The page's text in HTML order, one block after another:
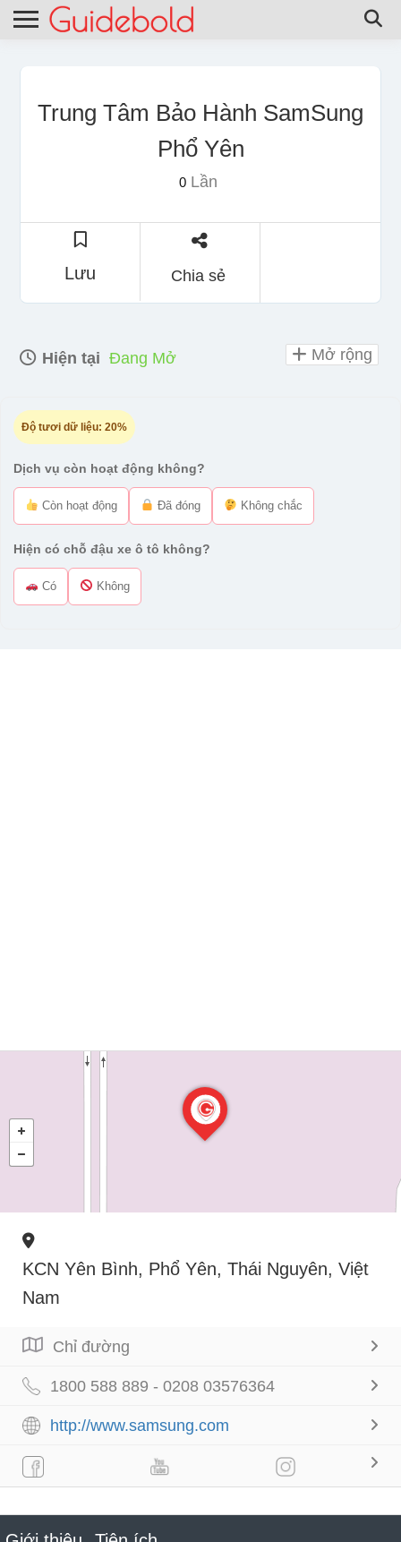
Trung Tâm Bảo Hành SamSung
Phổ Yên
0Lần
Lưu Chia sẻ
Hiện tại Đang Mở
Độ tươi dữ liệu: 20%
Dịch vụ còn hoạt động không?
Còn hoạt động Đã đóng Không chắc
Hiện có chỗ đậu xe ô tô không?
Có Không
Mở rộng
KCN Yên Bình, Phổ Yên, Thái Nguyên, Việt
Nam
Chỉ đường
1800 588 889 - 0208 03576364
http://www.samsung.com